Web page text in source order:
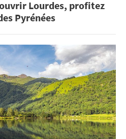
Lourdes, profitez
Pyrénées